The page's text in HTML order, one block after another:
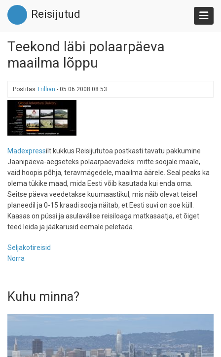
Liigu
edasi
põhisisu
Reisijutud
Teekond läbi polaarpäeva
maailma lõppu
Postitas Trillian - 05.06.2008 08:53
Madexpressilt kukkus Reisijututoa postkasti tavatu pakkumine
Jaanipäeva-aegseteks polaarpäevadeks: mitte soojale maale,
vaid hoopis põhja, teravmägedele, maailma äärele. Seal peaks ka
olema tükike maad, mida Eesti võib kasutada kui enda oma.
Seitse päeva veedetakse kuumaastikul, mis näib olevat teisel
planeedil ja 0-15 kraadi sooja näitab, et Eesti suvi on soe küll.
Kaasas on püssi ja asulavälise reisiloaga matkasaatja, et õiget
teed leida ja jääkarusid eemale peletada.
Seljakotireisid
Norra
Kuhu minna?